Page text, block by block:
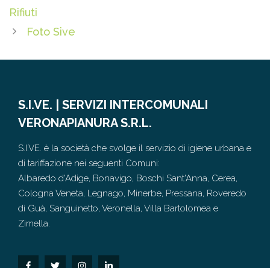
Rifiuti
Foto Sive
S.I.VE. | SERVIZI INTERCOMUNALI
VERONAPIANURA S.R.L.
S.I.VE. è la società che svolge il servizio di igiene urbana e
di tariffazione nei seguenti Comuni:
Albaredo d'Adige, Bonavigo, Boschi Sant'Anna, Cerea,
Cologna Veneta, Legnago, Minerbe, Pressana, Roveredo
di Guà, Sanguinetto, Veronella, Villa Bartolomea e
Zimella.